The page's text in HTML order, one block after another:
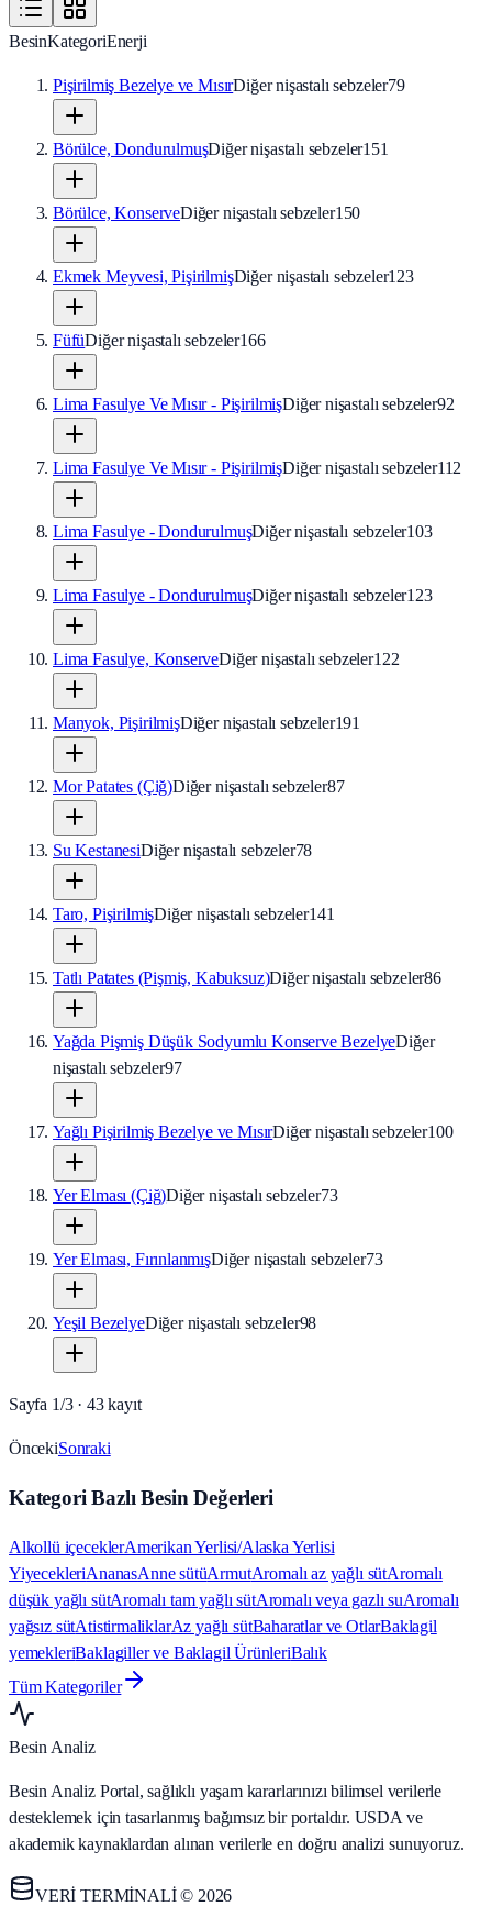
BesinKategoriEnerji
Pişirilmiş Bezelye ve MısırDiğer nişastalı sebzeler79
Börülce, DondurulmuşDiğer nişastalı sebzeler151
Börülce, KonserveDiğer nişastalı sebzeler150
Ekmek Meyvesi, PişirilmişDiğer nişastalı sebzeler123
FüfüDiğer nişastalı sebzeler166
Lima Fasulye Ve Mısır - PişirilmişDiğer nişastalı sebzeler92
Lima Fasulye Ve Mısır - PişirilmişDiğer nişastalı sebzeler112
Lima Fasulye - DondurulmuşDiğer nişastalı sebzeler103
Lima Fasulye - DondurulmuşDiğer nişastalı sebzeler123
Lima Fasulye, KonserveDiğer nişastalı sebzeler122
Manyok, PişirilmişDiğer nişastalı sebzeler191
Mor Patates (Çiğ)Diğer nişastalı sebzeler87
Su KestanesiDiğer nişastalı sebzeler78
Taro, PişirilmişDiğer nişastalı sebzeler141
Tatlı Patates (Pişmiş, Kabuksuz)Diğer nişastalı sebzeler86
Yağda Pişmiş Düşük Sodyumlu Konserve BezelyeDiğer
nişastalı sebzeler97
Yağlı Pişirilmiş Bezelye ve MısırDiğer nişastalı sebzeler100
Yer Elması (Çiğ)Diğer nişastalı sebzeler73
Yer Elması, FırınlanmışDiğer nişastalı sebzeler73
Yeşil BezelyeDiğer nişastalı sebzeler98
Sayfa 1/3· 43 kayıt
ÖncekiSonraki
Kategori Bazlı Besin Değerleri
Alkollü içeceklerAmerikan Yerlisi/Alaska Yerlisi
YiyecekleriAnanasAnne sütüArmutAromalı az yağlı sütAromalı
düşük yağlı sütAromalı tam yağlı sütAromalı veya gazlı suAromalı
yağsız sütAtistirmaliklarAz yağlı sütBaharatlar ve OtlarBaklagil
yemekleriBaklagiller ve Baklagil ÜrünleriBalık
Tüm Kategoriler
Besin Analiz
Besin Analiz Portal, sağlıklı yaşam kararlarınızı bilimsel verilerle
desteklemek için tasarlanmış bağımsız bir portaldır. USDA ve
akademik kaynaklardan alınan verilerle en doğru analizi sunuyoruz.
VERİ TERMİNALİ © 2026